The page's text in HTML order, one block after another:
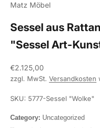
Matz Möbel
Sessel aus
"Sessel Art-
Angebot
€2.125,00
zzgl. MwSt. Versandkosten
SKU: 5777-Sessel "Wolke"
Category: Uncategorized